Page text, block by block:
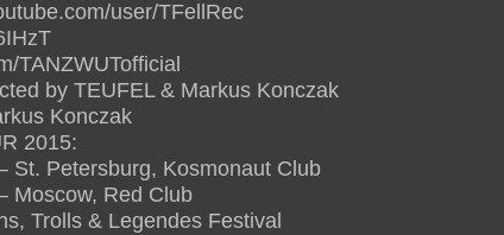
user/TFellRec
TANZWUTofficial
by TEUFEL & Markus Konczak
Konczak
2015:
St. Petersburg, Kosmonaut Club
Moscow, Red Club
Trolls & Legendes Festival